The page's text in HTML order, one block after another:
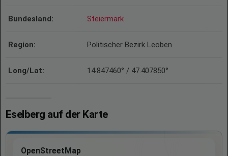
Bundesland: Steiermark
Region: Politischer Bezirk Leoben
Long/Lat: 14.847460° / 47.407850°
Eselberg auf der Karte
OpenStreetMap